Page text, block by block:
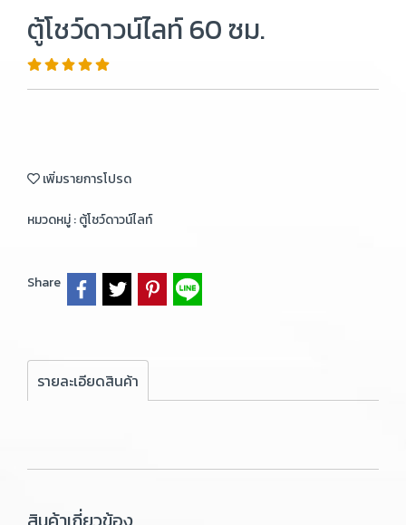
ตู้โชว์ดาวน์ไลท์ 60 ซม.
เพิ่มรายการโปรด
หมวดหมู่ :ตู้โชว์ดาวน์ไลท์
Share
รายละเอียดสินค้า